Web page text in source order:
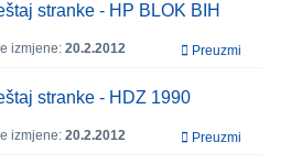
stranke - HP BLOK BIH
izmjene: 20.2.2012 Preuzmi
stranke - HDZ 1990
izmjene: 20.2.2012 Preuzmi